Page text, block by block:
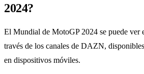
2024?
El Mundial de MotoGP 2024 se puede ver
través de los canales de DAZN,
en dispositivos móviles.